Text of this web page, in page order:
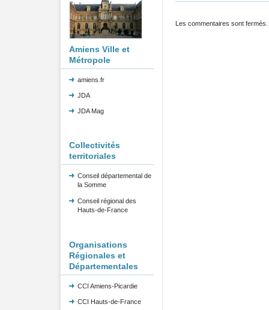
Amiens Ville et
Métropole
amiens.fr
JDA
JDA Mag
Collectivités
territoriales
Conseil départemental de
la Somme
Conseil régional des
Hauts-de-France
Organisations
Régionales et
Départementales
CCI Amiens-Picardie
CCI Hauts-de-France
Les commentaires sont fermés.